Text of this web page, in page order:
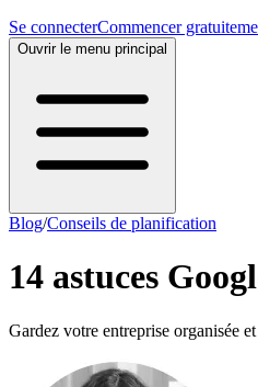
Se connecterCommencer
Ouvrir le menu principal
Blog/Conseils de planification
14 astuces
Gardez votre entreprise organisée